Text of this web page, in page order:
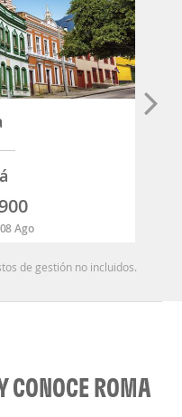
Ago
de gestión no incluidos.
CONOCE ROMA